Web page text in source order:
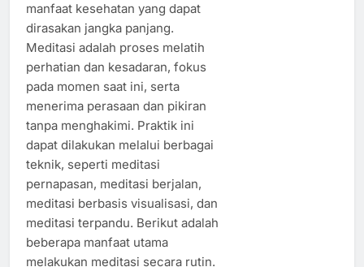
manfaat kesehatan yang dapat
dirasakan jangka panjang.
Meditasi adalah proses melatih
perhatian dan kesadaran, fokus
pada momen saat ini, serta
menerima perasaan dan pikiran
tanpa menghakimi. Praktik ini
dapat dilakukan melalui berbagai
teknik, seperti meditasi
pernapasan, meditasi berjalan,
meditasi berbasis visualisasi, dan
meditasi terpandu. Berikut adalah
beberapa manfaat utama
melakukan meditasi secara rutin.